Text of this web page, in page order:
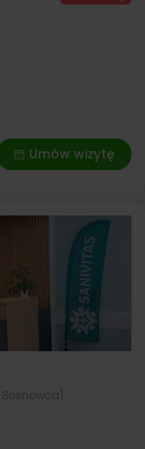
Umów wizytę
Sosnowca)